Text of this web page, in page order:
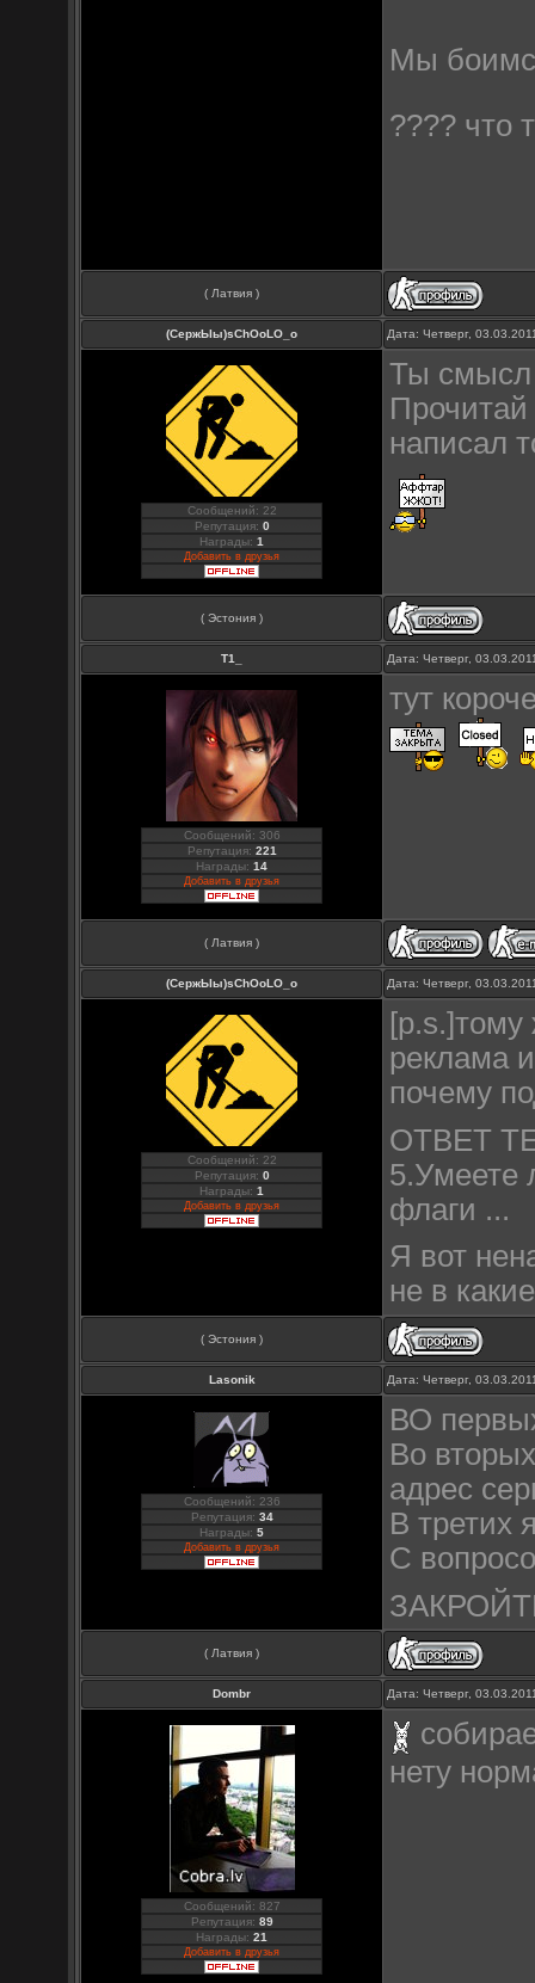
Мы
???? что
( Латвия )
(СержЫы)sChOoLO_o Дата: Четверг,
Сообщений: 22
Репутация: 0
Награды:1
Добавить в друзья
Ты смысл
написал
( Эстония )
Т1_ Дата: Четверг,
Сообщений: 306
Репутация: 221
Награды:14
Добавить в друзья
тут
( Латвия )
(СержЫы)sChOoLO_o Дата: Четверг,
Сообщений: 22
Репутация: 0
Награды:1
Добавить в друзья
реклама
почему
ОТВЕТ
5.Умеете
флаги ...
Я вот
не в
( Эстония )
Lasonik Дата: Четверг,
Сообщений: 236
Репутация: 34
Награды:5
Добавить в друзья
ВО
Во
адрес
В третих
С
( Латвия )
Dombr Дата: Четверг,
Сообщений: 827
Репутация: 89
Награды:21
Добавить в друзья
нету